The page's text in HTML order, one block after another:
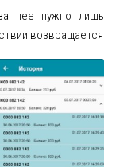
нее нужно лишь
возвращается